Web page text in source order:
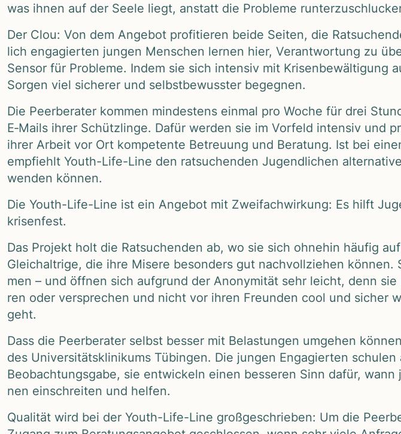
was ihnen auf der Seele liegt, anstatt die Pro­bleme
Der Clou: Von dem Ange­bot pro­fi­tie­ren beide Sei­ten, die
lich enga­gier­ten jun­gen Men­schen ler­nen hier, Ver­ant­wor­tung zu
Sen­sor für Pro­bleme. Indem sie sich inten­siv mit Kri­sen­be­wäl­ti­gung
Sor­gen viel siche­rer und selbst­be­wuss­ter begeg­nen.
Die Peer­be­ra­ter kom­men min­des­tens ein­mal pro Woche für drei
E‑Mails ihrer Schütz­linge. Dafür wer­den sie im Vor­feld inten­siv und
ihrer Arbeit vor Ort kom­pe­tente Betreu­ung und Bera­tung. Ist bei
emp­fiehlt Youth-Life-Line den rat­su­chen­den Jugend­li­chen
wen­den kön­nen.
Die Youth-Life-Line ist ein Ange­bot mit Zwei­fach­wir­kung: Es hilft
kri­sen­fest.
Das Pro­jekt holt die Rat­su­chen­den ab, wo sie sich ohne­hin häu­fig
Gleich­alt­rige, die ihre Misere beson­ders gut nach­voll­zie­hen
men – und öff­nen sich auf­grund der Anony­mi­tät sehr leicht, denn
ren oder ver­spre­chen und nicht vor ihren Freun­den cool und sicher
geht.
Dass die Peer­be­ra­ter selbst bes­ser mit Belas­tun­gen umge­hen
des Uni­ver­si­täts­kli­ni­kums Tübin­gen. Die jun­gen Enga­gier­ten
Beob­ach­tungs­gabe, sie ent­wi­ckeln einen bes­se­ren Sinn dafür,
nen ein­schrei­ten und hel­fen.
Qua­li­tät wird bei der Youth-Life-Line groß­ge­schrie­ben: Um die